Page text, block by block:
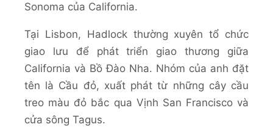
Sonoma của California.
Tại Lisbon, Hadlock thường xuyên tổ chức
giao lưu để phát triển giao thương giữa
California và Bồ Đào Nha. Nhóm của anh đặt
tên là Cầu đỏ, xuất phát từ những cây cầu
treo màu đỏ bắc qua Vịnh San Francisco và
cửa sông Tagus.